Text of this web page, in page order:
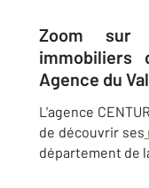
Zoom
immobiliers
Agence du Val
L'agence
de découvrir ses
département de